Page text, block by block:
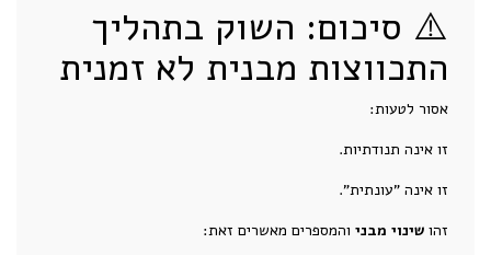
⚠️ סיכום: השוק בתהליך
התכווצות מבנית לא זמנית
אסור לטעות:
זו אינה תנודתיות.
זו אינה "עונתית".
זהו שינוי מבני והמספרים מאשרים זאת: